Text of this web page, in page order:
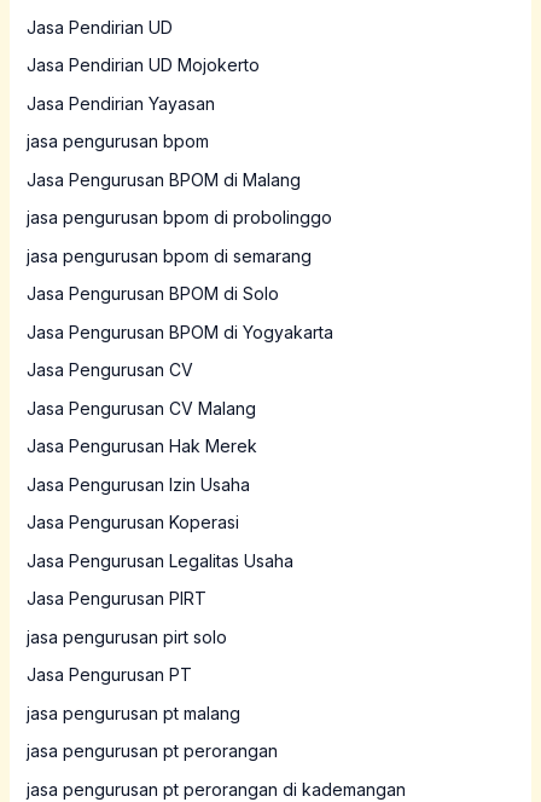
Jasa Pendirian UD
Jasa Pendirian UD Mojokerto
Jasa Pendirian Yayasan
jasa pengurusan bpom
Jasa Pengurusan BPOM di Malang
jasa pengurusan bpom di probolinggo
jasa pengurusan bpom di semarang
Jasa Pengurusan BPOM di Solo
Jasa Pengurusan BPOM di Yogyakarta
Jasa Pengurusan CV
Jasa Pengurusan CV Malang
Jasa Pengurusan Hak Merek
Jasa Pengurusan Izin Usaha
Jasa Pengurusan Koperasi
Jasa Pengurusan Legalitas Usaha
Jasa Pengurusan PIRT
jasa pengurusan pirt solo
Jasa Pengurusan PT
jasa pengurusan pt malang
jasa pengurusan pt perorangan
jasa pengurusan pt perorangan di kademangan